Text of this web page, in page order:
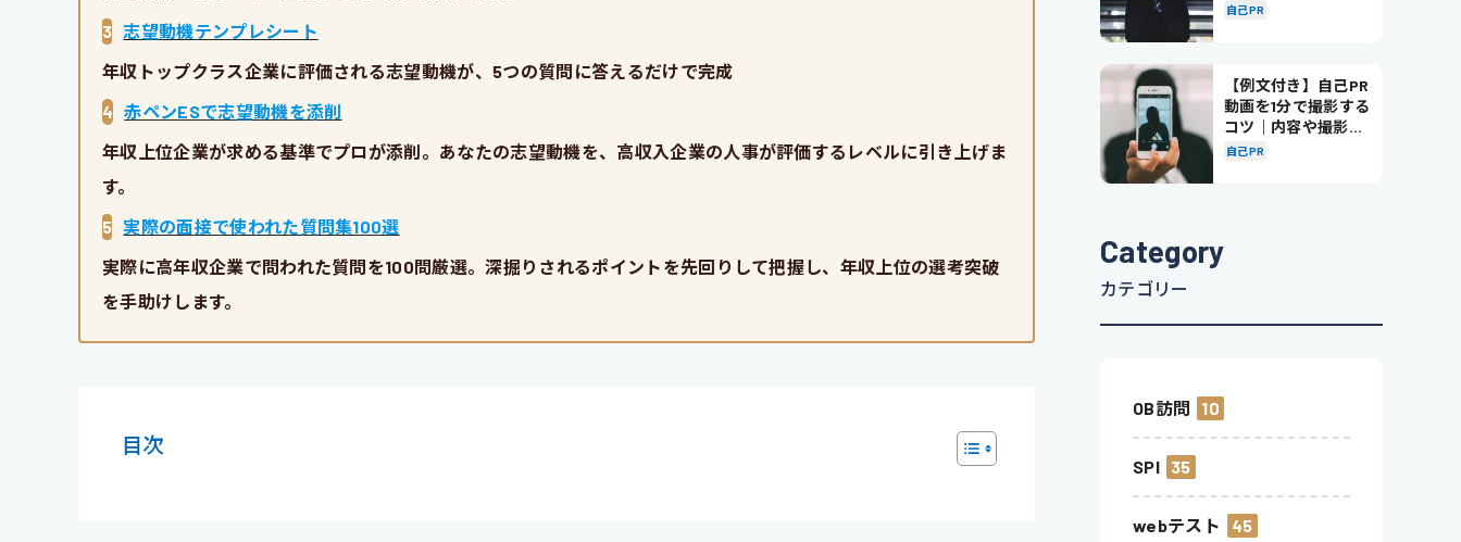
3 志望動機テンプレシート
年収トップクラス企業に評価される志望動機が、5つの質問に答えるだけで完成
4 赤ペンESで志望動機を添削
年収上位企業が求める基準でプロが添削。あなたの志望動機を、高収入企業の人事が評価するレベルに引き上げま
す。
5 実際の面接で使われた質問集100選
実際に高年収企業で問われた質問を100問厳選。深掘りされるポイントを先回りして把握し、年収上位の選考突破
を手助けします。
目次
紹介！
自己PR
【例文付き】自己PR
動画を1分で撮影する
コツ｜内容や撮影の
ポイントも解説
自己PR
Category
カテゴリー
OB訪問 10
SPI 35
webテスト 45